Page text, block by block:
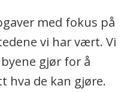
med fokus på
vi har vært. Vi
gjør for å
de kan gjøre.